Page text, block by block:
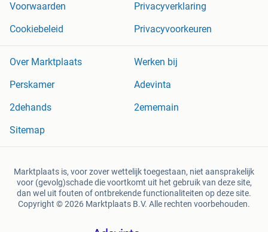
Voorwaarden
Privacyverklaring
Cookiebeleid
Privacyvoorkeuren
Over Marktplaats
Werken bij
Perskamer
Adevinta
2dehands
2ememain
Sitemap
Marktplaats is, voor zover wettelijk toegestaan, niet aansprakelijk
voor (gevolg)schade die voortkomt uit het gebruik van deze site,
dan wel uit fouten of ontbrekende functionaliteiten op deze site.
Copyright © 2026 Marktplaats B.V. Alle rechten voorbehouden.